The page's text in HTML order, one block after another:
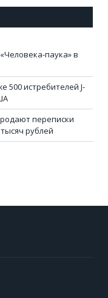
паука» в
500 истребителей J-
переписки
рублей